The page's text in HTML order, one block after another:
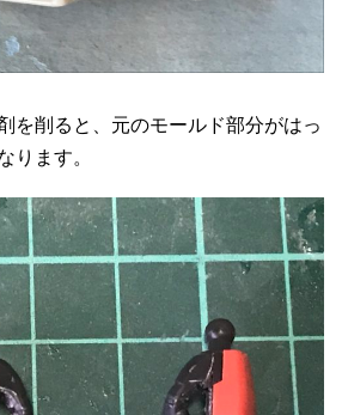
を削ると、元のモールド部分がはっ
ります。